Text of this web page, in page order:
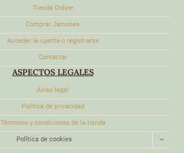
Tienda Online
Comprar Jamones
Acceder la cuenta o registrarse
Contactar
ASPECTOS LEGALES
Aviso legal
Política de privacidad
Términos y condiciones de la tienda
Política de cookies
MENÚ